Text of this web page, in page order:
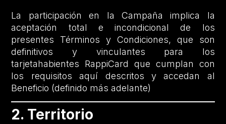
La participación en la Campaña implica la
aceptación total e incondicional de los
presentes Términos y Condiciones, que son
definitivos y vinculantes para los
tarjetahabientes RappiCard que cumplan con
los requisitos aquí descritos y accedan al
Beneficio (definido más adelante)
2. Territorio